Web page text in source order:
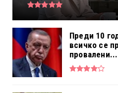
Преди 10
всичко се
провалени...